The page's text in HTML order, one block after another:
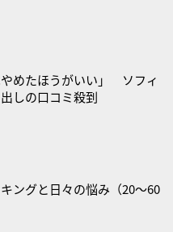
やめたほうがいい」 ソフィ
しの口コミ殺到
ングと日々の悩み（20〜60